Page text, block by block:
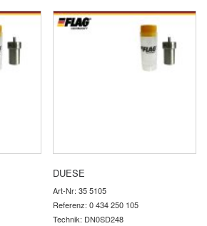
DUESE
Art-Nr: 35 5105
Referenz: 0 434 250 105
Technik: DN0SD248